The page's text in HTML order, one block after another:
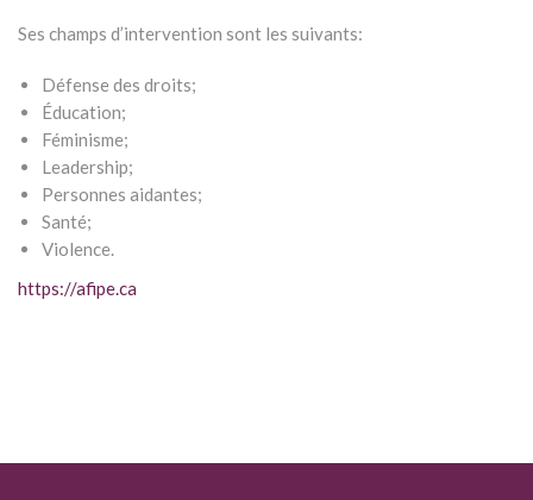
Ses champs d’intervention sont les suivants:
Défense des droits;
Éducation;
Féminisme;
Leadership;
Personnes aidantes;
Santé;
Violence.
https://afipe.ca